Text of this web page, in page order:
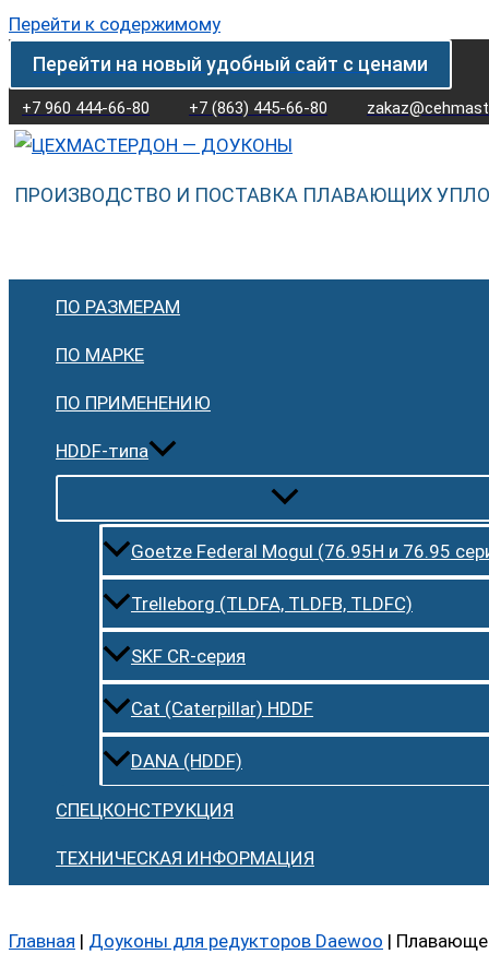
Перейти к содержимому
Перейти на новый удобный сайт с ценами
+7 960 444-66-80 +7 (863) 445-66-80
ПРОИЗВОДСТВО И ПОСТАВКА ПЛАВАЮЩИХ
ПО РАЗМЕРАМ
ПО МАРКЕ
ПО ПРИМЕНЕНИЮ
HDDF-типа
Goetze Federal Mogul (76.95H и 76.95
Trelleborg (TLDFA, TLDFB, TLDFC)
SKF CR-серия
Cat (Caterpillar) HDDF
DANA (HDDF)
СПЕЦКОНСТРУКЦИЯ
ТЕХНИЧЕСКАЯ ИНФОРМАЦИЯ
Главная | Доуконы для редукторов Daewoo |